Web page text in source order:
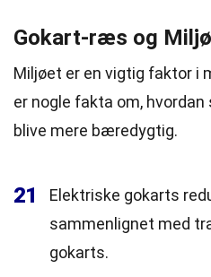
Gokart-ræs og
Miljøet er en vigtig faktor i
er nogle fakta om,
blive mere bæredygtig.
21
Elektriske gokarts
sammenlignet med
gokarts.